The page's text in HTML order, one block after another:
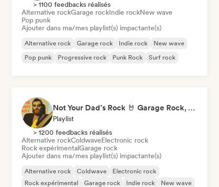
> 1100 feedbacks réalisés
Alternative rockGarage rockIndie rockNew wave
Pop punk
Ajouter dans ma/mes playlist(s) impactante(s)
Alternative rock Garage rock Indie rock
New wave
Pop punk
Progressive rock Punk Rock Surf rock
Not Your Dad’s Rock 🤘 Garage Rock, Alt-Rock & Indie Anthems
Playlist
> 1200 feedbacks réalisés
Alternative rockColdwaveElectronic rock
Rock expérimentalGarage rock
Ajouter dans ma/mes playlist(s) impactante(s)
Alternative rock Coldwave
Electronic rock
Rock expérimental
Garage rock Indie rock New wave